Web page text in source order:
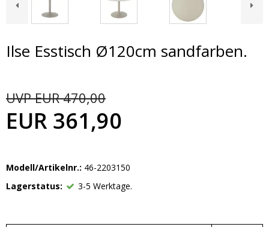
Ilse Esstisch Ø120cm sandfarben.
EUR 361,90
UVP EUR 470,00
Modell/Artikelnr.: 46-2203150
Lagerstatus:
3-5 Werktage.